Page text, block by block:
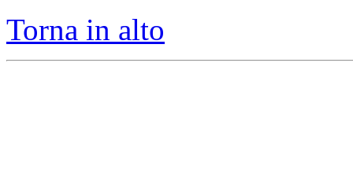
Torna in alto